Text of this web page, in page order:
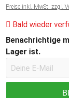
Preise inkl. MwSt. zzgl.
Bald wieder
Benachrichtige
Lager ist.